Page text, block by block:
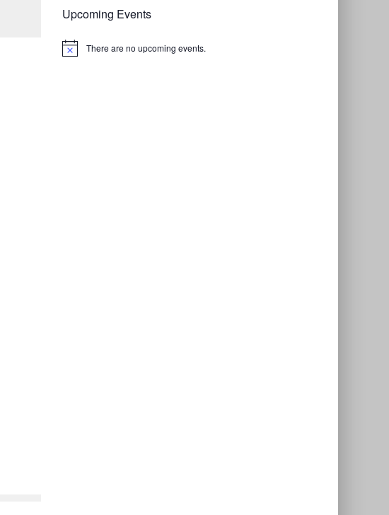
Upcoming Events
Notice There are no upcoming events.